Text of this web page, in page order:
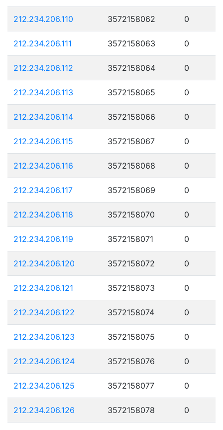
212.234.206.110 3572158062 0
212.234.206.111 3572158063 0
212.234.206.112 3572158064 0
212.234.206.113 3572158065 0
212.234.206.114 3572158066 0
212.234.206.115 3572158067 0
212.234.206.116 3572158068 0
212.234.206.117 3572158069 0
212.234.206.118 3572158070 0
212.234.206.119 3572158071 0
212.234.206.120 3572158072 0
212.234.206.121 3572158073 0
212.234.206.122 3572158074 0
212.234.206.123 3572158075 0
212.234.206.124 3572158076 0
212.234.206.125 3572158077 0
212.234.206.126 3572158078 0